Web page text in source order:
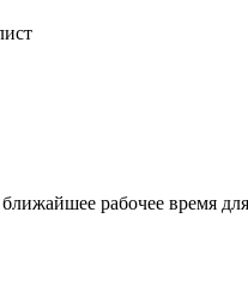
рабочее время